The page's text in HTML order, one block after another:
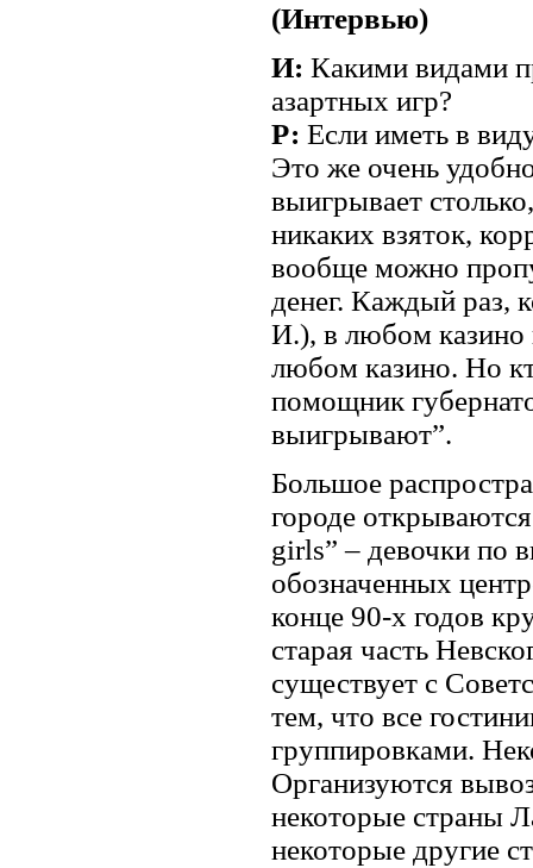
(Интервью)
И: Какими видами
азартных игр?
Р: Если иметь в
Это же очень
выигрывает
никаких взяток,
вообще можно
денег. Каждый раз,
И.), в любом казино
любом казино. Но
помощник
выигрывают”.
Большое
городе
girls” – девочки по
обозначенных
конце 90-х годов
старая часть
существует с
тем, что все
группировками.
Организуются
некоторые страны
некоторые другие